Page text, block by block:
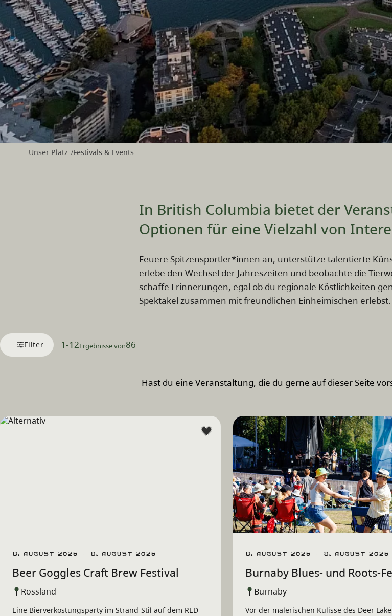
Unser Platz /Festivals & Events
In British Columbia bietet der
Optionen für eine Vielzahl von
Feuere Spitzensportler*innen an, unterstütze talentierte
erlebe den Wechsel der Jahreszeiten und beobachte die
schaffe Erinnerungen, egal ob du regionale Köstlichkeiten
Spektakel zusammen mit freundlichen Einheimischen erlebst.
Filter 1-12Ergebnisse von86
Hast du eine Veranstaltung, die du gerne auf dieser Seite
8. August 2026 – 8. August 2026
Beer Goggles Craft Brew Festival
Rossland
Eine Bierverkostungsparty im Strand-Stil auf dem RED
8. August 2026 – 8. August 2026
Burnaby Blues- und Roots-
Burnaby
Vor der malerischen Kulisse des Deer